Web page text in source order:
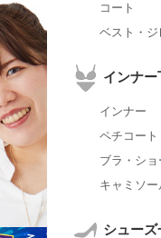
コート
ベスト・ジ
インナ
インナー
ペチコート
ブラ・ショ
キャミソー
シューズ